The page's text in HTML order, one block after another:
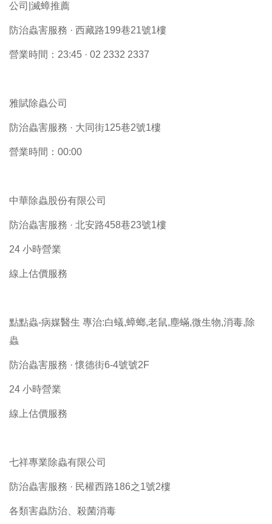
公司|滅蟑推薦
防治蟲害服務 · 西藏路199巷21號1樓
營業時間：23:45 · 02 2332 2337
雅賦除蟲公司
防治蟲害服務 · 大同街125巷2號1樓
營業時間：00:00
中華除蟲股份有限公司
防治蟲害服務 · 北安路458巷23號1樓
24 小時營業
線上估價服務
點點蟲-病媒醫生 專治:白蟻,蟑螂,老鼠,塵蟎,微生物,消毒,除
蟲
防治蟲害服務 · 懷德街6-4號號2F
24 小時營業
線上估價服務
七祥專業除蟲有限公司
防治蟲害服務 · 民權西路186之1號2樓
各類害蟲防治、殺菌消毒